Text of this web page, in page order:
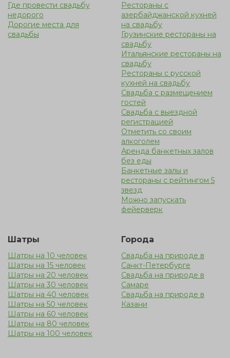
Где провести свадьбу
недорого
Дорогие места для
свадьбы
Рестораны с
азербайджанской кухней
на свадьбу
Грузинские рестораны на
свадьбу
Итальянские рестораны на
свадьбу
Рестораны с русской
кухней на свадьбу
Свадьба с размещением
гостей
Cвадьба с выездной
регистрацией
Отметить со своим
алкоголем
Аренда банкетных залов
без еды
Банкетные залы и
рестораны с рейтингом 5
звезд
Можно запускать
фейерверк
Шатры
Шатры на 10 человек
Шатры на 15 человек
Шатры на 20 человек
Шатры на 30 человек
Шатры на 40 человек
Шатры на 50 человек
Шатры на 60 человек
Шатры на 80 человек
Шатры на 100 человек
Города
Свадьба на природе в
Санкт-Петербурге
Свадьба на природе в
Самаре
Свадьба на природе в
Казани